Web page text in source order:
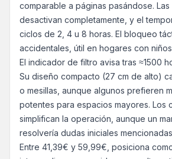
comparable a páginas pasándose. Las
desactivan completamente, y el
ciclos de 2, 4 u 8 horas. El bloqueo
accidentales, útil en hogares con
El indicador de filtro avisa tras ≈1500
Su diseño compacto (27 cm de alto)
o mesillas, aunque algunos prefieren
potentes para espacios mayores. Los
simplifican la operación, aunque un
resolvería dudas iniciales
Entre 41,39€ y 59,99€, posiciona